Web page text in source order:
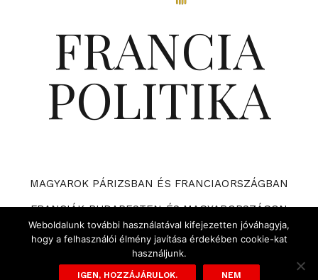
FRANCIA
POLITIKA
MAGYAROK PÁRIZSBAN ÉS FRANCIAORSZÁGBAN
FRANCIÁK BUDAPESTEN ÉS MAGYARORSZÁGON
VÁRHATÓ ESEMÉNYEK A FRANCIA POLITIKÁBAN
ADATVÉDELMI TÁJÉKOZTATÓ ÉS SZABÁLYZAT
Weboldalunk további használatával kifejezetten jóváhagyja,
hogy a felhasználói élmény javítása érdekében cookie-kat
használjunk.
IGEN, HOZZÁJÁRULOK. NEM